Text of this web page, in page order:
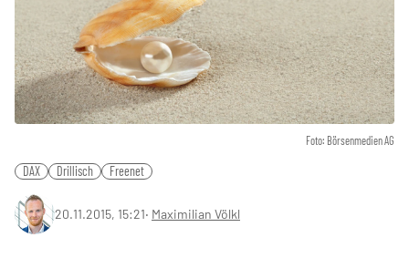
Foto: Börsenmedien AG
DAX Drillisch Freenet
20.11.2015, 15:21‧ Maximilian Völkl